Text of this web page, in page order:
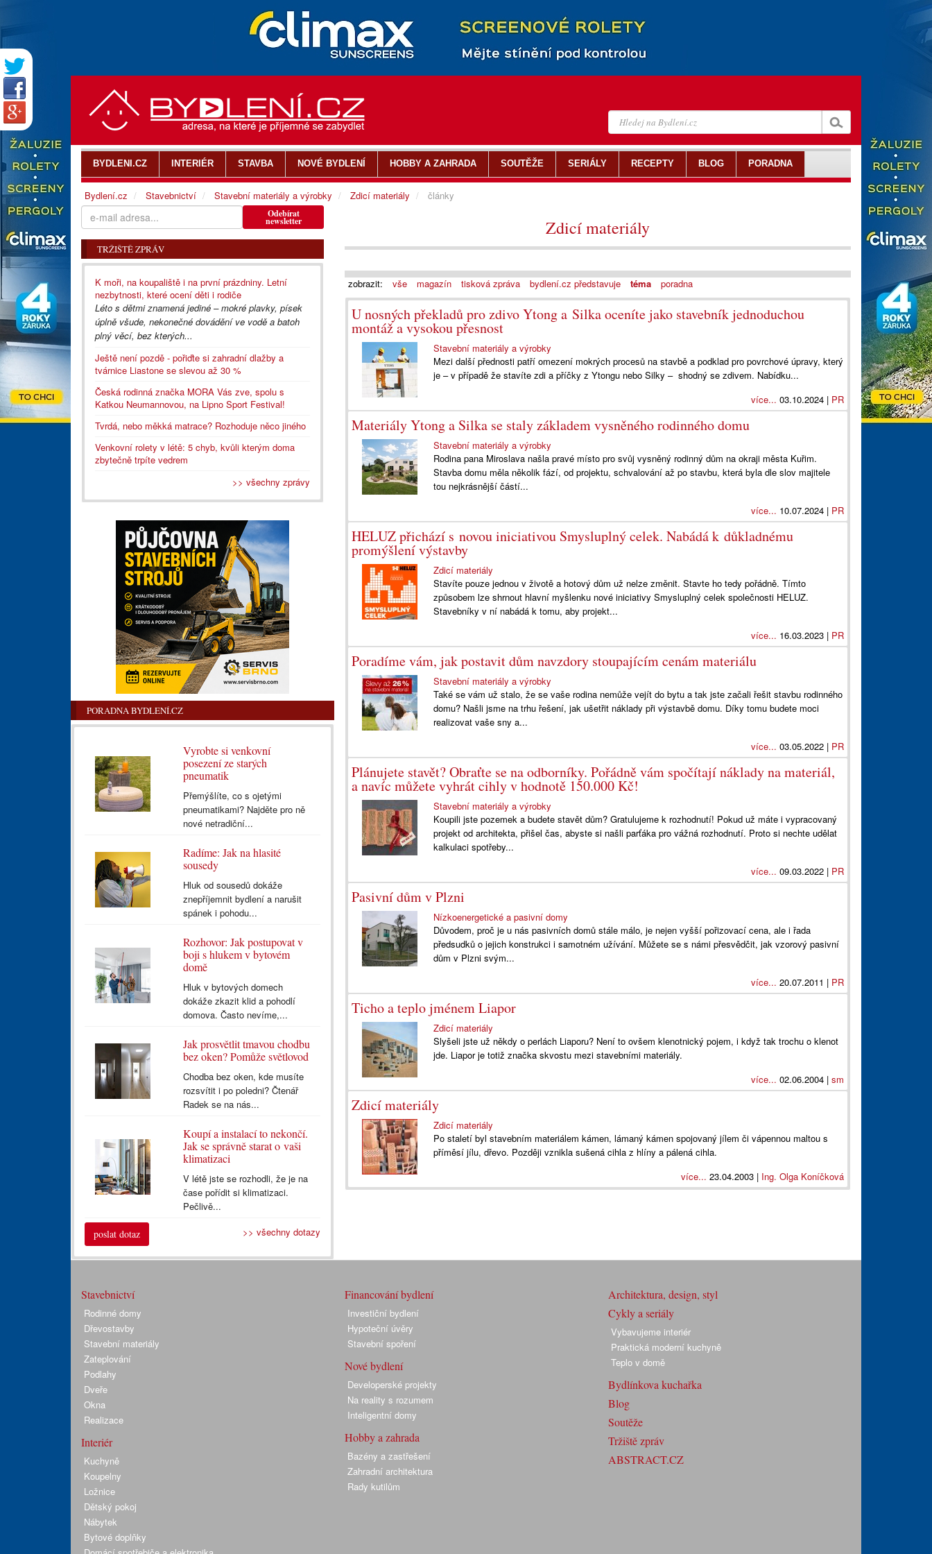
Zdicí materiály
zobrazit: vše magazín tisková zpráva bydlení.cz představuje téma poradna
U nosných překladů pro zdivo Ytong a Silka oceníte jako stavebník jednoduchou
montáž a vysokou přesnost
Stavební materiály a výrobky
Mezi další přednosti patří omezení mokrých procesů na stavbě a podklad pro povrchové úpravy, který
je – v případě že stavíte zdi a příčky z Ytongu nebo Silky – shodný se zdivem. Nabídku...
více... 03.10.2024 | PR
Materiály Ytong a Silka se staly základem vysněného rodinného domu
Stavební materiály a výrobky
Rodina pana Miroslava našla pravé místo pro svůj vysněný rodinný dům na okraji města Kuřim.
Stavba domu měla několik fází, od projektu, schvalování až po stavbu, která byla dle slov majitele
tou nejkrásnější částí...
více... 10.07.2024 | PR
HELUZ přichází s novou iniciativou Smysluplný celek. Nabádá k důkladnému
promýšlení výstavby
Zdicí materiály
Stavíte pouze jednou v životě a hotový dům už nelze změnit. Stavte ho tedy pořádně. Tímto
způsobem lze shrnout hlavní myšlenku nové iniciativy Smysluplný celek společnosti HELUZ.
Stavebníky v ní nabádá k tomu, aby projekt...
více... 16.03.2023 | PR
Poradíme vám, jak postavit dům navzdory stoupajícím cenám materiálu
Stavební materiály a výrobky
Také se vám už stalo, že se vaše rodina nemůže vejít do bytu a tak jste začali řešit stavbu rodinného
domu? Našli jsme na trhu řešení, jak ušetřit náklady při výstavbě domu. Díky tomu budete moci
realizovat vaše sny a...
více... 03.05.2022 | PR
Plánujete stavět? Obraťte se na odborníky. Pořádně vám spočítají náklady na materiál,
a navíc můžete vyhrát cihly v hodnotě 150.000 Kč!
Stavební materiály a výrobky
Koupili jste pozemek a budete stavět dům? Gratulujeme k rozhodnutí! Pokud už máte i vypracovaný
projekt od architekta, přišel čas, abyste si našli parťáka pro vážná rozhodnutí. Proto si nechte udělat
kalkulaci spotřeby...
více... 09.03.2022 | PR
Pasivní dům v Plzni
Nízkoenergetické a pasivní domy
Důvodem, proč je u nás pasivních domů stále málo, je nejen vyšší pořizovací cena, ale i řada
předsudků o jejich konstrukci i samotném užívání. Můžete se s námi přesvědčit, jak vzorový pasivní
dům v Plzni svým...
více... 20.07.2011 | PR
Ticho a teplo jménem Liapor
Zdicí materiály
Slyšeli jste už někdy o perlách Liaporu? Není to ovšem klenotnický pojem, i když tak trochu o klenot
jde. Liapor je totiž značka skvostu mezi stavebními materiály.
více... 02.06.2004 | sm
Zdicí materiály
Zdicí materiály
Po staletí byl stavebním materiálem kámen, lámaný kámen spojovaný jílem či vápennou maltou s
příměsí jílu, dřevo. Později vznikla sušená cihla z hlíny a pálená cihla.
více... 23.04.2003 | Ing. Olga Koníčková
Odebírat
newsletter
TRŽIŠTĚ ZPRÁV
K moři, na koupaliště i na první prázdniny. Letní
nezbytnosti, které ocení děti i rodiče
Léto s dětmi znamená jediné – mokré plavky, písek
úplně všude, nekonečné dovádění ve vodě a batoh
plný věcí, bez kterých...
Ještě není pozdě - pořiďte si zahradní dlažby a
tvárnice Liastone se slevou až 30 %
Česká rodinná značka MORA Vás zve, spolu s
Katkou Neumannovou, na Lipno Sport Festival!
Tvrdá, nebo měkká matrace? Rozhoduje něco jiného
Venkovní rolety v létě: 5 chyb, kvůli kterým doma
zbytečně trpíte vedrem
>> všechny zprávy
PORADNA BYDLENÍ.CZ
Vyrobte si venkovní
posezení ze starých
pneumatik
Přemýšlíte, co s ojetými
pneumatikami? Najděte pro ně
nové netradiční...
Radíme: Jak na hlasité
sousedy
Hluk od sousedů dokáže
znepříjemnit bydlení a narušit
spánek i pohodu...
Rozhovor: Jak postupovat v
boji s hlukem v bytovém
domě
Hluk v bytových domech
dokáže zkazit klid a pohodlí
domova. Často nevíme,...
Jak prosvětlit tmavou chodbu
bez oken? Pomůže světlovod
Chodba bez oken, kde musíte
rozsvítit i po poledni? Čtenář
Radek se na nás...
Koupí a instalací to nekončí.
Jak se správně starat o vaši
klimatizaci
V létě jste se rozhodli, že je na
čase pořídit si klimatizaci.
Pečlivě...
poslat dotaz >> všechny dotazy
BYDLENI.CZ INTERIÉR STAVBA NOVÉ BYDLENÍ HOBBY A ZAHRADA SOUTĚŽE SERIÁLY RECEPTY BLOG PORADNA
Bydlení.cz Stavebnictví Stavební materiály a výrobky Zdicí materiály články
Stavebnictví
Rodinné domy
Dřevostavby
Stavební materiály
Zateplování
Podlahy
Dveře
Okna
Realizace
Interiér
Kuchyně
Koupelny
Ložnice
Dětský pokoj
Nábytek
Bytové doplňky
Financování bydlení
Investiční bydlení
Hypoteční úvěry
Stavební spoření
Nové bydlení
Developerské projekty
Na reality s rozumem
Inteligentní domy
Hobby a zahrada
Bazény a zastřešení
Zahradní architektura
Rady kutilům
Architektura, design, styl
Cykly a seriály
Vybavujeme interiér
Praktická moderní kuchyně
Teplo v domě
Bydlínkova kuchařka
Blog
Soutěže
Tržiště zpráv
ABSTRACT.CZ